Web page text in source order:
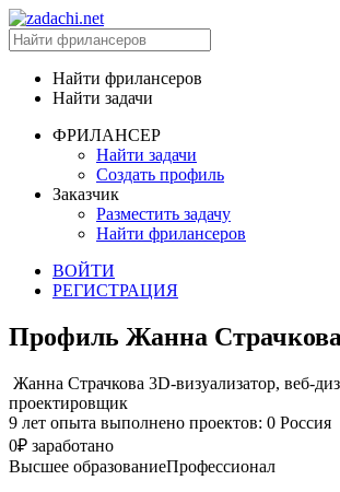
Найти фрилансеров
Найти задачи
ФРИЛАНСЕР
Найти задачи
Создать профиль
Заказчик
Разместить задачу
Найти фрилансеров
ВОЙТИ
РЕГИСТРАЦИЯ
Профиль Жанна Страчкова
Жанна Страчкова 3D-визуализатор, веб-
проектировщик
9 лет опыта выполнено проектов: 0 Россия
0₽ заработано
Высшее образованиеПрофессионал